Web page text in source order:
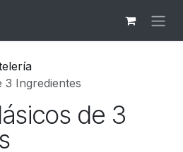
3 Ingredientes
de 3